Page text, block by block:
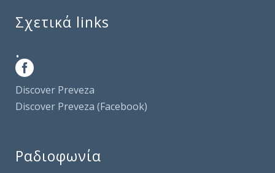
Σχετικά links
.
Discover Preveza
Discover Preveza (Facebook)
Ραδιοφωνία